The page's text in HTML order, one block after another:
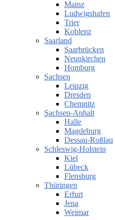
Mainz
Ludwigshafen
Trier
Koblenz
Saarland
Saarbrücken
Neunkirchen
Homburg
Sachsen
Leipzig
Dresden
Chemnitz
Sachsen-Anhalt
Halle
Magdeburg
Dessau-Roßlau
Schleswig-Holstein
Kiel
Lübeck
Flensburg
Thüringen
Erfurt
Jena
Weimar